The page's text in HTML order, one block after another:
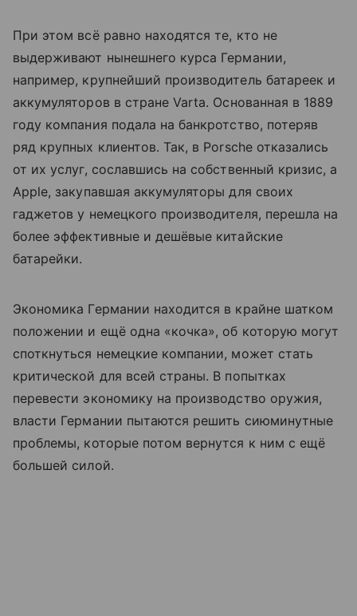
При этом всё равно находятся те, кто не
выдерживают нынешнего курса Германии,
например, крупнейший производитель батареек и
аккумуляторов в стране Varta. Основанная в 1889
году компания подала на банкротство, потеряв
ряд крупных клиентов. Так, в Porsche отказались
от их услуг, сославшись на собственный кризис, а
Apple, закупавшая аккумуляторы для своих
гаджетов у немецкого производителя, перешла на
более эффективные и дешёвые китайские
батарейки.
Экономика Германии находится в крайне шатком
положении и ещё одна «кочка», об которую могут
споткнуться немецкие компании, может стать
критической для всей страны. В попытках
перевести экономику на производство оружия,
власти Германии пытаются решить сиюминутные
проблемы, которые потом вернутся к ним с ещё
большей силой.